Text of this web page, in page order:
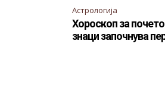
Астрологија
Хороскоп за
знаци започнува